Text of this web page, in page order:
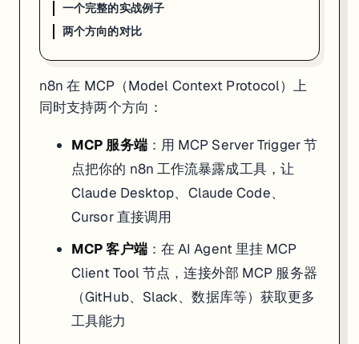
Tool Name: get_course_info
Description: 查询 JR Academy 课程详情、开课时间和价格。
参数：course_name（课程名称，如 Full Stack
方案 B — Code Tool（快速原型）：
// Description: 列出所有可用课程名称和简介
const courses = [
{ name: "Full Stack", duration: "6个月", mode: "兼职"
{ name: "AI Engineering", duration: "5个月", mode: "
return courses;
关键：工具描述写好了，Claude 才会用对工具 。描述要说清楚"什么情
Step 3：在 Claude Desktop 里连接
编辑 Claude Desktop 配置文件（Mac：
一个完整的实战例子
两个方向的对比
n8n 在 MCP（Model Context Protocol）上
同时支持两个方向：
MCP 服务端：用 MCP Server Trigger 节
点把你的 n8n 工作流暴露成工具，让
Claude Desktop、Claude Code、
Cursor 直接调用
MCP 客户端：在 AI Agent 里挂 MCP
Client Tool 节点，连接外部 MCP 服务器
（GitHub、Slack、数据库等）获取更多
工具能力